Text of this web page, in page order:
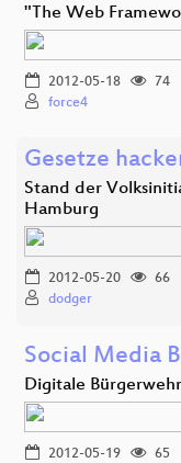
"The Web
2012-05-18
74
force4
Gesetze
Stand der
Hamburg
2012-05-20
66
dodger
Social Media
Digitale
2012-05-19
65